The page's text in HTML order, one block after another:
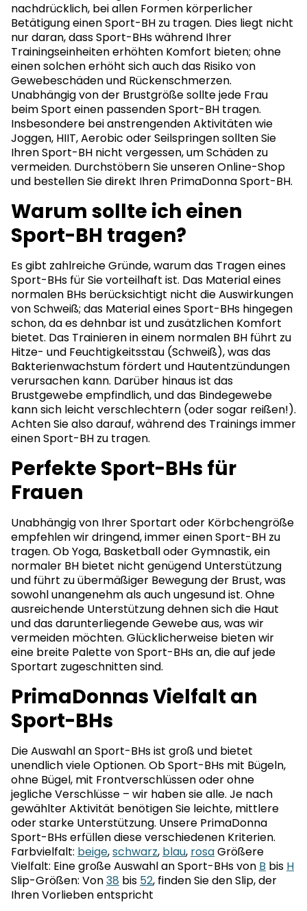
nachdrücklich, bei allen Formen körperlicher
Betätigung einen Sport-BH zu tragen. Dies liegt nicht
nur daran, dass Sport-BHs während Ihrer
Trainingseinheiten erhöhten Komfort bieten; ohne
einen solchen erhöht sich auch das Risiko von
Gewebeschäden und Rückenschmerzen.
Unabhängig von der Brustgröße sollte jede Frau
beim Sport einen passenden Sport-BH tragen.
Insbesondere bei anstrengenden Aktivitäten wie
Joggen, HIIT, Aerobic oder Seilspringen sollten Sie
Ihren Sport-BH nicht vergessen, um Schäden zu
vermeiden. Durchstöbern Sie unseren Online-Shop
und bestellen Sie direkt Ihren PrimaDonna Sport-BH.
Warum sollte ich einen
Sport-BH tragen?
Es gibt zahlreiche Gründe, warum das Tragen eines
Sport-BHs für Sie vorteilhaft ist. Das Material eines
normalen BHs berücksichtigt nicht die Auswirkungen
von Schweiß; das Material eines Sport-BHs hingegen
schon, da es dehnbar ist und zusätzlichen Komfort
bietet. Das Trainieren in einem normalen BH führt zu
Hitze- und Feuchtigkeitsstau (Schweiß), was das
Bakterienwachstum fördert und Hautentzündungen
verursachen kann. Darüber hinaus ist das
Brustgewebe empfindlich, und das Bindegewebe
kann sich leicht verschlechtern (oder sogar reißen!).
Achten Sie also darauf, während des Trainings immer
einen Sport-BH zu tragen.
Perfekte Sport-BHs für
Frauen
Unabhängig von Ihrer Sportart oder Körbchengröße
empfehlen wir dringend, immer einen Sport-BH zu
tragen. Ob Yoga, Basketball oder Gymnastik, ein
normaler BH bietet nicht genügend Unterstützung
und führt zu übermäßiger Bewegung der Brust, was
sowohl unangenehm als auch ungesund ist. Ohne
ausreichende Unterstützung dehnen sich die Haut
und das darunterliegende Gewebe aus, was wir
vermeiden möchten. Glücklicherweise bieten wir
eine breite Palette von Sport-BHs an, die auf jede
Sportart zugeschnitten sind.
PrimaDonnas Vielfalt an
Sport-BHs
Die Auswahl an Sport-BHs ist groß und bietet
unendlich viele Optionen. Ob Sport-BHs mit Bügeln,
ohne Bügel, mit Frontverschlüssen oder ohne
jegliche Verschlüsse – wir haben sie alle. Je nach
gewählter Aktivität benötigen Sie leichte, mittlere
oder starke Unterstützung. Unsere PrimaDonna
Sport-BHs erfüllen diese verschiedenen Kriterien.
Farbvielfalt: beige,schwarz, blau, rosaGrößere
Vielfalt: Eine große Auswahl an Sport-BHs von B bis H
Slip-Größen: Von38 bis 52, finden Sie den Slip, der
Ihren Vorlieben entspricht